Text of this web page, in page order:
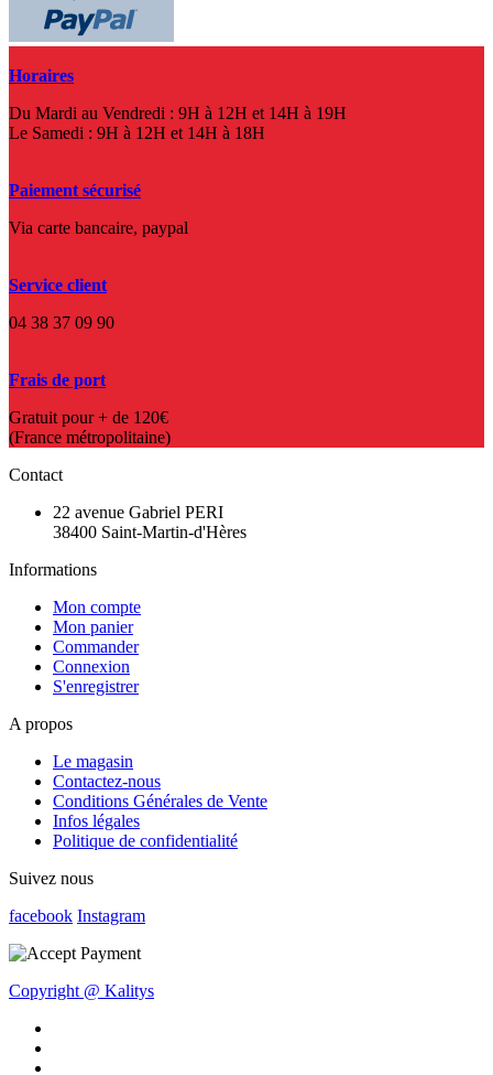
Horaires
Du Mardi au Vendredi : 9H à 12H et 14H à 19H
Le Samedi : 9H à 12H et 14H à 18H
Paiement sécurisé
Via carte bancaire, paypal
Service client
04 38 37 09 90
Frais de port
Gratuit pour + de 120€
(France métropolitaine)
Contact
22 avenue Gabriel PERI
38400 Saint-Martin-d'Hères
Informations
Mon compte
Mon panier
Commander
Connexion
S'enregistrer
A propos
Le magasin
Contactez-nous
Conditions Générales de Vente
Infos légales
Politique de confidentialité
Suivez nous
facebook Instagram
Copyright @ Kalitys